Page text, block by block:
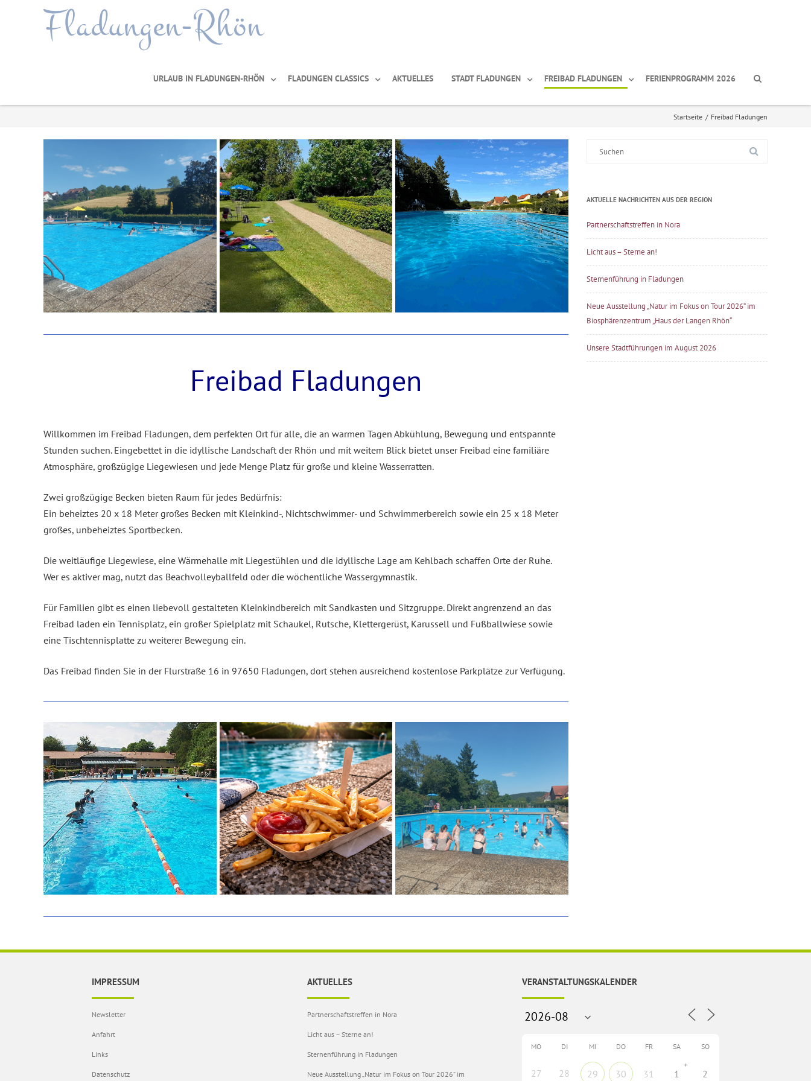
Fladungen-Rhön
URLAUB IN FLADUNGEN-RHÖN FLADUNGEN CLASSICS AKTUELLES STADT FLADUNGEN FREIBAD FLADUNGEN FERIENPROGRAMM 2026
Startseite / Freibad Fladungen
Freibad Fladungen
Willkommen im Freibad Fladungen, dem perfekten Ort für alle, die an warmen Tagen Abkühlung, Bewegung und entspannte
Stunden suchen. Eingebettet in die idyllische Landschaft der Rhön und mit weitem Blick bietet unser Freibad eine familiäre
Atmosphäre, großzügige Liegewiesen und jede Menge Platz für große und kleine Wasserratten.
Zwei großzügige Becken bieten Raum für jedes Bedürfnis:
Ein beheiztes 20 x 18 Meter großes Becken mit Kleinkind-, Nichtschwimmer- und Schwimmerbereich sowie ein 25 x 18 Meter
großes, unbeheiztes Sportbecken.
Die weitläufige Liegewiese, eine Wärmehalle mit Liegestühlen und die idyllische Lage am Kehlbach schaffen Orte der Ruhe.
Wer es aktiver mag, nutzt das Beachvolleyballfeld oder die wöchentliche Wassergymnastik.
Für Familien gibt es einen liebevoll gestalteten Kleinkindbereich mit Sandkasten und Sitzgruppe. Direkt angrenzend an das
Freibad laden ein Tennisplatz, ein großer Spielplatz mit Schaukel, Rutsche, Klettergerüst, Karussell und Fußballwiese sowie
eine Tischtennisplatte zu weiterer Bewegung ein.
Das Freibad finden Sie in der Flurstraße 16 in 97650 Fladungen, dort stehen ausreichend kostenlose Parkplätze zur Verfügung.
AKTUELLE NACHRICHTEN AUS DER REGION
Partnerschaftstreffen in Nora
Licht aus – Sterne an!
Sternenführung in Fladungen
Neue Ausstellung „Natur im Fokus on Tour 2026“ im
Biosphärenzentrum „Haus der Langen Rhön“
Unsere Stadtführungen im August 2026
IMPRESSUM
Newsletter
Anfahrt
Links
Datenschutz
AKTUELLES
Partnerschaftstreffen in Nora
Licht aus – Sterne an!
Sternenführung in Fladungen
Neue Ausstellung „Natur im Fokus on Tour 2026“ im
VERANSTALTUNGSKALENDER
MO DI MI DO FR SA SO
27 28 29 30 31 1
+
2